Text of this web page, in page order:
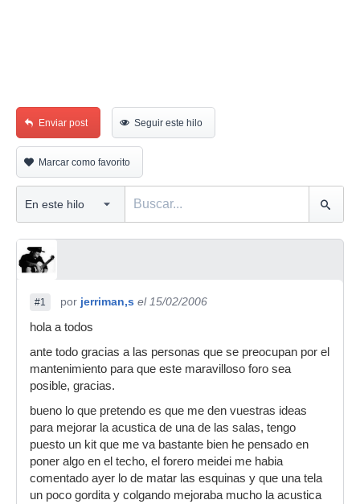
Enviar post Seguir este hilo
Marcar como favorito
#1 por jerriman,s el 15/02/2006
hola a todos
ante todo gracias a las personas que se preocupan por el
mantenimiento para que este maravilloso foro sea
posible, gracias.
bueno lo que pretendo es que me den vuestras ideas
para mejorar la acustica de una de las salas, tengo
puesto un kit que me va bastante bien he pensado en
poner algo en el techo, el forero meidei me habia
comentado ayer lo de matar las esquinas y que una tela
un poco gordita y colgando mejoraba mucho la acustica